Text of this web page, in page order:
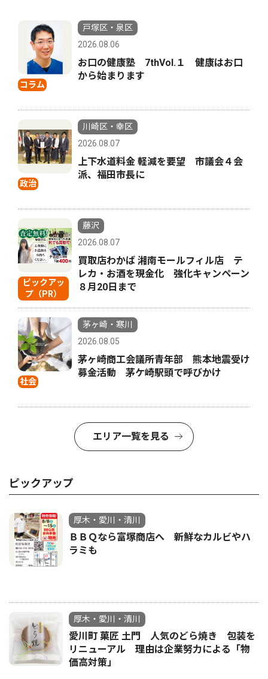
コラム
戸塚区・泉区
2026.08.06
お口の健康塾 7thVol.１ 健康はお口
から始まります
政治
川崎区・幸区
2026.08.07
上下水道料金 軽減を要望 市議会４会
派、福田市長に
ピックアッ
プ（PR）
藤沢
2026.08.07
買取店わかば 湘南モールフィル店 テ
レカ・お酒を現金化 強化キャンペーン
８月20日まで
社会
茅ヶ崎・寒川
2026.08.05
茅ヶ崎商工会議所青年部 熊本地震受け
募金活動 茅ケ崎駅頭で呼びかけ
エリア一覧を見る
ピックアップ
厚木・愛川・清川
ＢＢＱなら富塚商店へ 新鮮なカルビやハ
ラミも
厚木・愛川・清川
愛川町 菓匠 土門 人気のどら焼き 包装を
リニューアル 理由は企業努力による「物
価高対策」